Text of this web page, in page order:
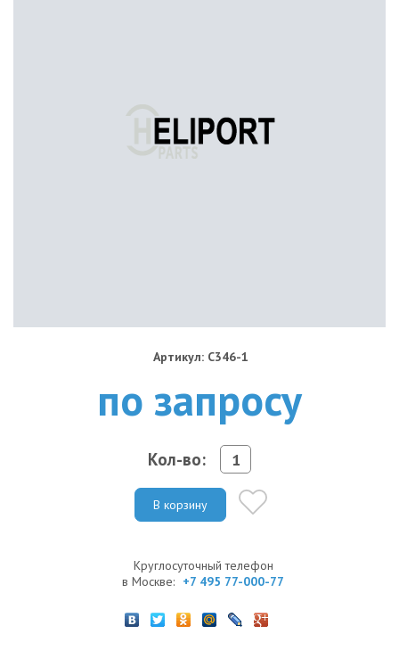
Артикул: C346-1
по запросу
Кол-во:
В корзину
Круглосуточный телефон
в Москве: +7 495 77-000-77